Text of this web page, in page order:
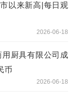
以来新高|每日观
2026-06-18
厨具有限公司成
币
2026-06-18